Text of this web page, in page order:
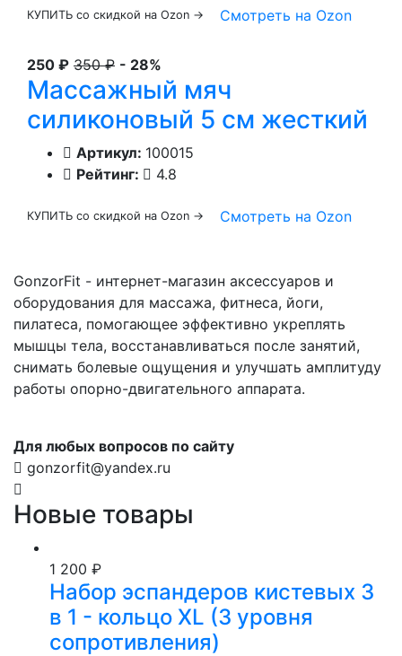
КУПИТЬ со скидкой на Ozon → Смотреть на Ozon
250 ₽ 350 ₽ - 28%
Массажный мяч
силиконовый 5 см жесткий
Артикул: 100015
Рейтинг:
4.8
КУПИТЬ со скидкой на Ozon → Смотреть на Ozon
GonzorFit - интернет-магазин аксессуаров и
оборудования для массажа, фитнеса, йоги,
пилатеса, помогающее эффективно укреплять
мышцы тела, восстанавливаться после занятий,
снимать болевые ощущения и улучшать амплитуду
работы опорно-двигательного аппарата.
Для любых вопросов по сайту
gonzorfit@yandex.ru
Новые товары
1 200 ₽
Набор эспандеров кистевых 3
в 1 - кольцо XL (3 уровня
сопротивления)